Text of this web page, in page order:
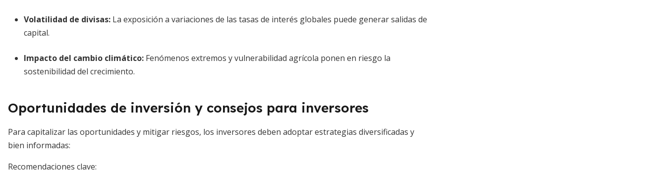
Volatilidad de divisas: La exposición a variaciones de las tasas de interés globales puede generar salidas de
capital.
Impacto del cambio climático: Fenómenos extremos y vulnerabilidad agrícola ponen en riesgo la
sostenibilidad del crecimiento.
Oportunidades de inversión y consejos para inversores
Para capitalizar las oportunidades y mitigar riesgos, los inversores deben adoptar estrategias diversificadas y
bien informadas:
Recomendaciones clave: